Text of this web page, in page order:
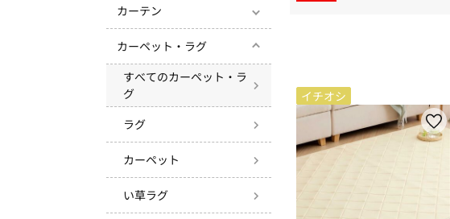
カーテン
カーペット・ラグ
すべてのカーペット・ラ
グ
ラグ
カーペット
い草ラグ
イチオシ